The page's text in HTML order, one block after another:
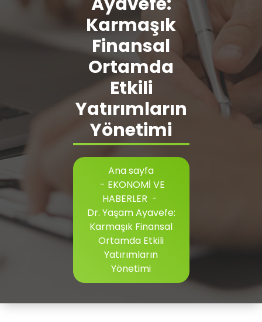
Karmaşık
Finansal
Ortamda
Etkili
Yatırımların
Yönetimi
Ana sayfa
- EKONOMİ VE
HABERLER -
Dr. Yaşam Ayavefe:
Karmaşık Finansal
Ortamda Etkili
Yatırımların
Yönetimi